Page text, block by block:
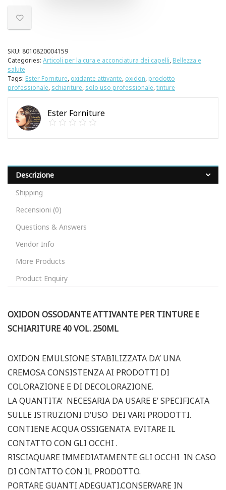
SKU: 8010820004159
Categories: Articoli per la cura e acconciatura dei capelli, Bellezza e
salute
Tags: Ester Forniture, oxidante attivante, oxidon, prodotto
professionale, schiariture, solo uso professionale,tinture
Ester Forniture
Descrizione
Shipping
Recensioni (0)
Questions & Answers
Vendor Info
More Products
Product Enquiry
OXIDON OSSODANTE ATTIVANTE PER TINTURE E
SCHIARITURE 40 VOL. 250ML
OXIDON EMULSIONE STABILIZZATA DA’ UNA
CREMOSA CONSISTENZA AI PRODOTTI DI
COLORAZIONE E DI DECOLORAZIONE.
LA QUANTITA’ NECESARIA DA USARE E’ SPECIFICATA
SULLE ISTRUZIONI D’USO DEI VARI PRODOTTI.
CONTIENE ACQUA OSSIGENATA. EVITARE IL
CONTATTO CON GLI OCCHI .
RISCIAQUARE IMMEDIATAMENTE GLI OCCHI IN CASO
DI CONTATTO CON IL PRODOTTO.
PORTARE GUANTI ADEGUATI.CONSERVARE IN